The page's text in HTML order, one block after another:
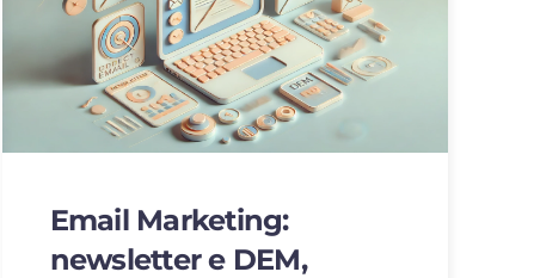
Email Marketing:
newsletter e DEM,